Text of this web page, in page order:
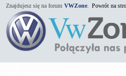
Znajdujesz się na forum VWZone Powrót na